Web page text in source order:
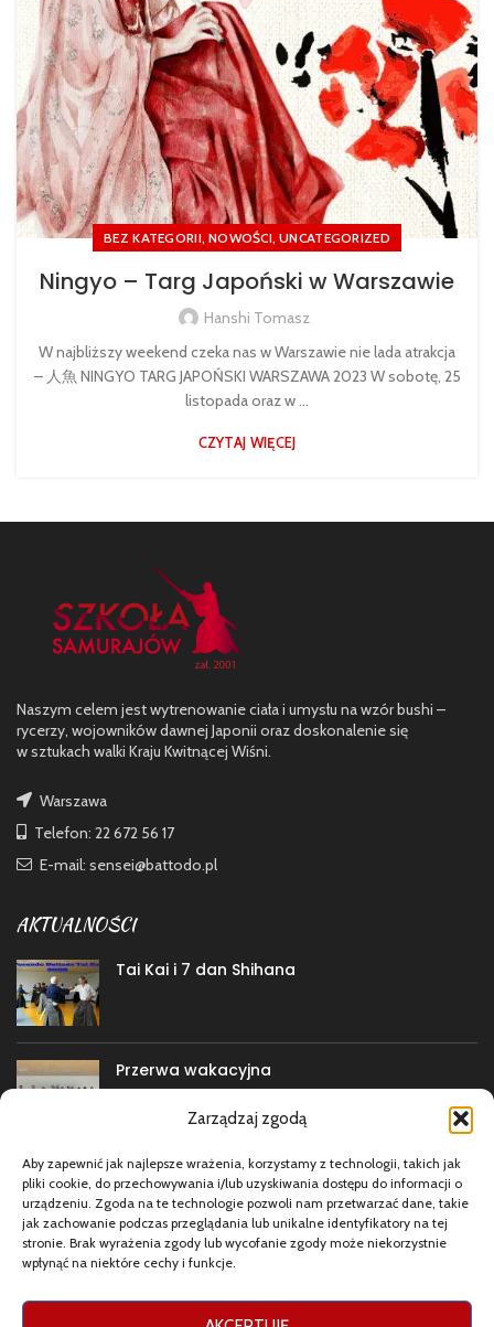
Zarządzaj zgodą
Aby zapewnić jak najlepsze wrażenia, korzystamy z technologii, takich jak
pliki cookie, do przechowywania i/lub uzyskiwania dostępu do informacji o
urządzeniu. Zgoda na te technologie pozwoli nam przetwarzać dane, takie
jak zachowanie podczas przeglądania lub unikalne identyfikatory na tej
stronie. Brak wyrażenia zgody lub wycofanie zgody może niekorzystnie
wpłynąć na niektóre cechy i funkcje.
BEZ KATEGORII, NOWOŚCI,UNCATEGORIZED
Ningyo – Targ Japoński w Warszawie
Hanshi Tomasz
W najbliższy weekend czeka nas w Warszawie nie lada atrakcja
– 人魚 NINGYO TARG JAPOŃSKI WARSZAWA 2023 W sobotę, 25
listopada oraz w ...
CZYTAJ WIĘCEJ
Naszym celem jest wytrenowanie ciała i umysłu na wzór bushi –
rycerzy, wojowników dawnej Japonii oraz doskonalenie się
w sztukach walki Kraju Kwitnącej Wiśni.
Warszawa
Telefon: 22 672 56 17
E-mail: sensei@battodo.pl
AKTUALNOŚCI
Tai Kai i 7 dan Shihana
Przerwa wakacyjna
Porando Battodo Tai Kai
MEDIA